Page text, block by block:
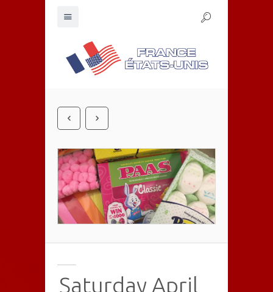
Saturday April